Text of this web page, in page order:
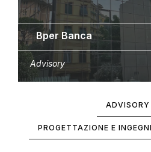
Bper Banca
Advisory
ADVISORY
PROGETTAZIONE E